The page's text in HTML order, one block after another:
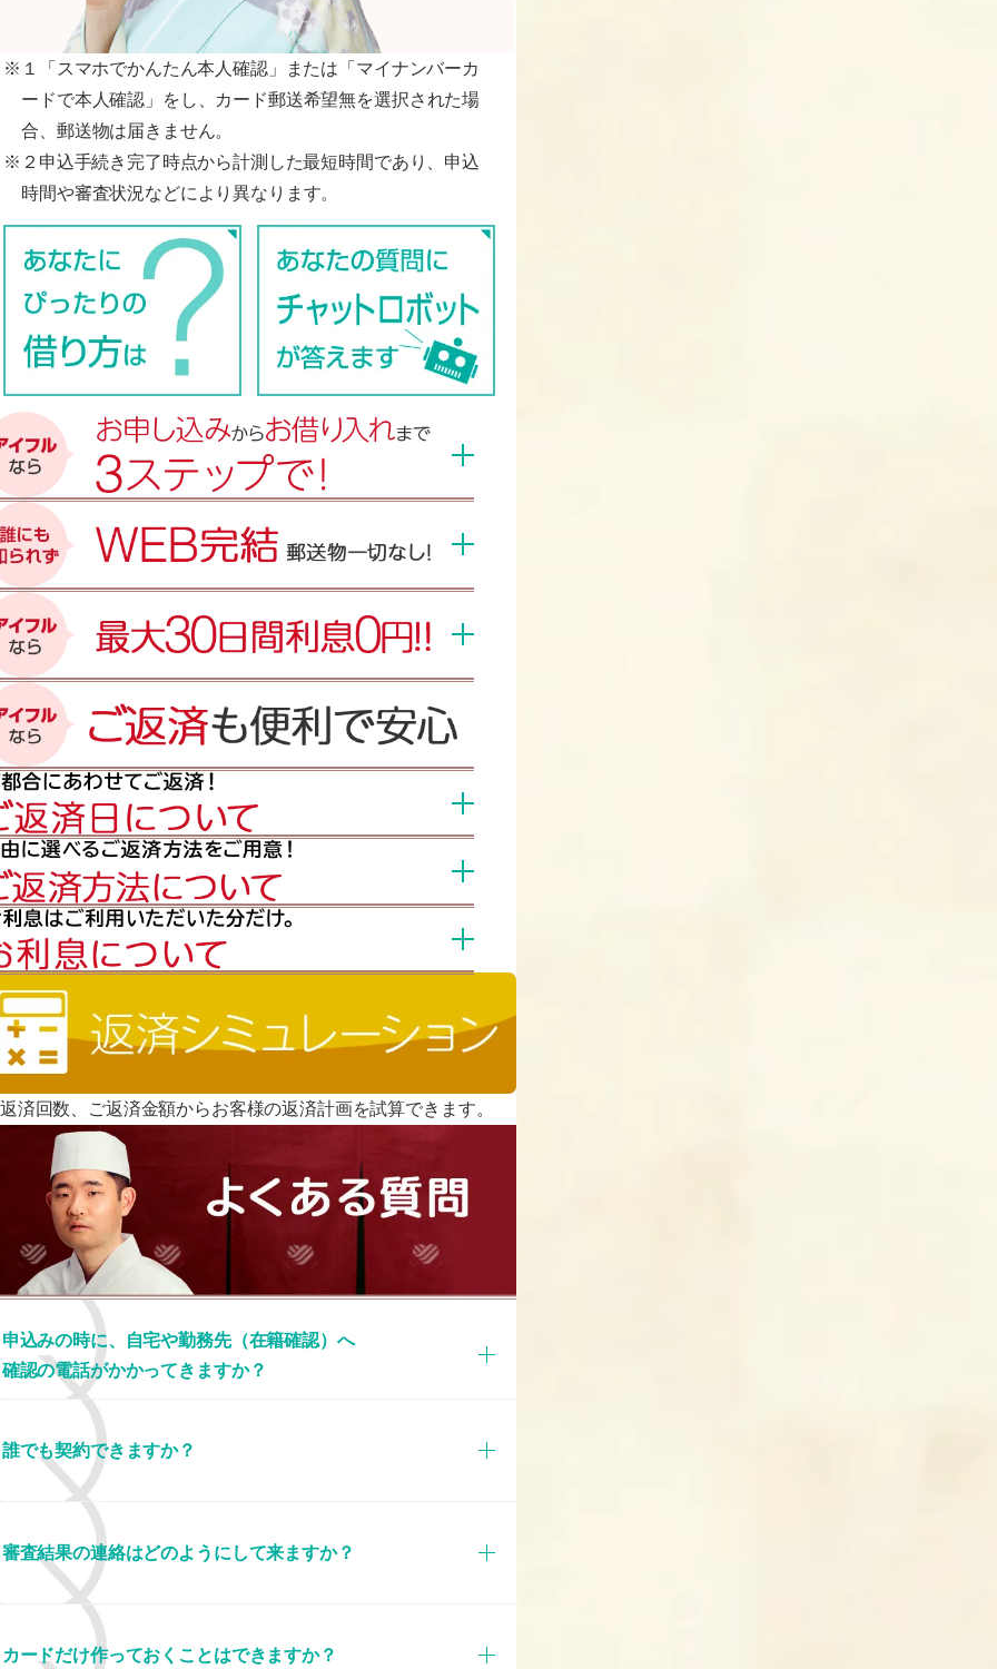
※１「スマホでかんたん本人確認」または「マイナンバーカ
ードで本人確認」をし、カード郵送希望無を選択された場
合、郵送物は届きません。
※２申込手続き完了時点から計測した最短時間であり、申込
時間や審査状況などにより異なります。
済回数、ご返済金額からお客様の返済計画を試算できます。
申込みの時に、自宅や勤務先（在籍確認）へ
確認の電話がかかってきますか？
誰でも契約できますか？
審査結果の連絡はどのようにして来ますか？
カードだけ作っておくことはできますか？